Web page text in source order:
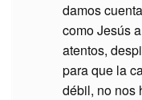
damos
como Jesús
atentos,
para que la
débil, no nos